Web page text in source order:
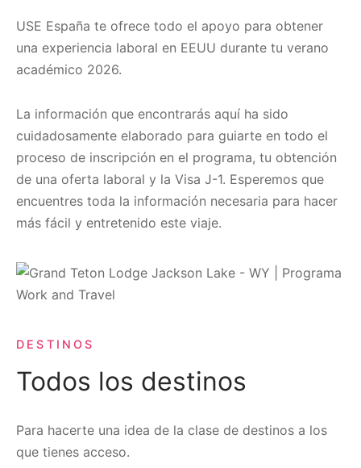
USE España te ofrece todo el apoyo para obtener
una experiencia laboral en EEUU durante tu verano
académico 2026.
La información que encontrarás aquí ha sido
cuidadosamente elaborado para guiarte en todo el
proceso de inscripción en el programa, tu obtención
de una oferta laboral y la Visa J-1. Esperemos que
encuentres toda la información necesaria para hacer
más fácil y entretenido este viaje.
DESTINOS
Todos los destinos
Para hacerte una idea de la clase de destinos a los
que tienes acceso.